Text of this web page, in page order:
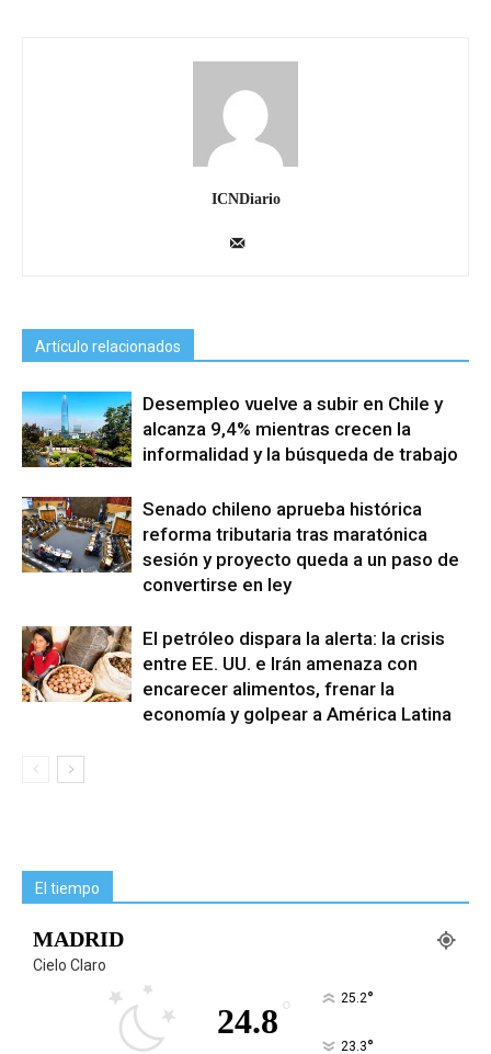
ICNDiario
Artículo relacionados
Desempleo vuelve a subir en Chile y
alcanza 9,4% mientras crecen la
informalidad y la búsqueda de trabajo
Senado chileno aprueba histórica
reforma tributaria tras maratónica
sesión y proyecto queda a un paso de
convertirse en ley
El petróleo dispara la alerta: la crisis
entre EE. UU. e Irán amenaza con
encarecer alimentos, frenar la
economía y golpear a América Latina
El tiempo
MADRID
Cielo Claro
24.8 ° 25.2°
23.3°